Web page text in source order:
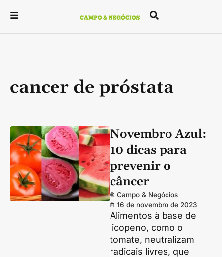
cancer de próstata
Novembro Azul:
10 dicas para
prevenir o
câncer
Campo & Negócios
16 de novembro de 2023
Alimentos à base de
licopeno, como o
tomate, neutralizam
radicais livres, que